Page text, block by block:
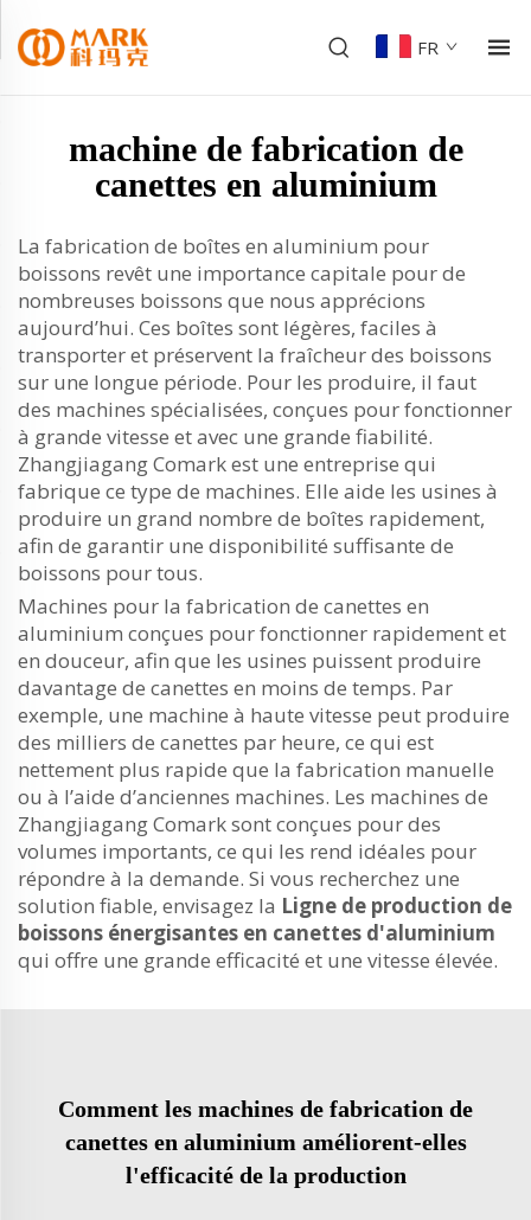
FR
machine de fabrication de
canettes en aluminium
La fabrication de boîtes en aluminium pour
boissons revêt une importance capitale pour de
nombreuses boissons que nous apprécions
aujourd’hui. Ces boîtes sont légères, faciles à
transporter et préservent la fraîcheur des boissons
sur une longue période. Pour les produire, il faut
des machines spécialisées, conçues pour fonctionner
à grande vitesse et avec une grande fiabilité.
Zhangjiagang Comark est une entreprise qui
fabrique ce type de machines. Elle aide les usines à
produire un grand nombre de boîtes rapidement,
afin de garantir une disponibilité suffisante de
boissons pour tous.
Machines pour la fabrication de canettes en
aluminium conçues pour fonctionner rapidement et
en douceur, afin que les usines puissent produire
davantage de canettes en moins de temps. Par
exemple, une machine à haute vitesse peut produire
des milliers de canettes par heure, ce qui est
nettement plus rapide que la fabrication manuelle
ou à l’aide d’anciennes machines. Les machines de
Zhangjiagang Comark sont conçues pour des
volumes importants, ce qui les rend idéales pour
répondre à la demande. Si vous recherchez une
solution fiable, envisagez la Ligne de production de
boissons énergisantes en canettes d'aluminium
qui offre une grande efficacité et une vitesse élevée.
Comment les machines de fabrication de
canettes en aluminium améliorent-elles
l'efficacité de la production